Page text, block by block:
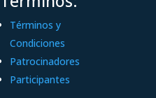
Términos y
Condiciones
Patrocinadores
Participantes